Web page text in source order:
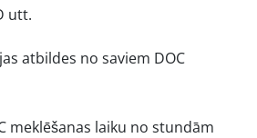
utt.
atbildes no saviem DOC
meklēšanas laiku no stundām